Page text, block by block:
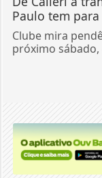
Paulo tem
Clube mira
próximo